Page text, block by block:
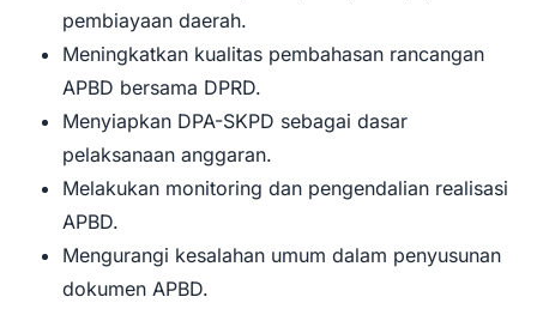
pembiayaan daerah.
Meningkatkan kualitas pembahasan rancangan
APBD bersama DPRD.
Menyiapkan DPA-SKPD sebagai dasar
pelaksanaan anggaran.
Melakukan monitoring dan pengendalian realisasi
APBD.
Mengurangi kesalahan umum dalam penyusunan
dokumen APBD.